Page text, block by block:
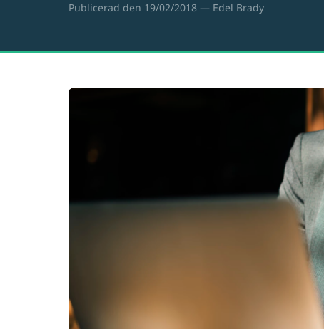
Publicerad den 19/02/2018 — Edel Brady